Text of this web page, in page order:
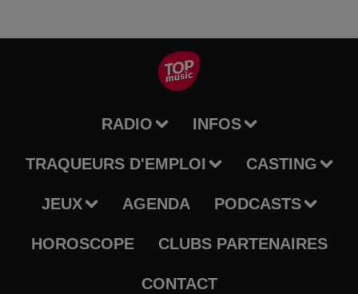
RADIO INFOS
TRAQUEURS D'EMPLOI CASTING
JEUX AGENDA PODCASTS
HOROSCOPE CLUBS PARTENAIRES
CONTACT